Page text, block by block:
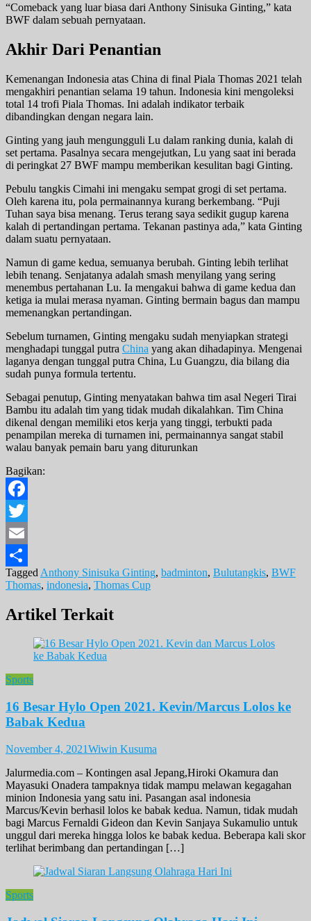
“Comeback yang luar biasa dari Anthony Sinisuka Ginting,” kata
BWF dalam sebuah pernyataan.
Akhir Dari Penantian
Kemenangan Indonesia atas China di final Piala Thomas 2021 telah
mengakhiri penantian selama 19 tahun. Indonesia kini mengoleksi
total 14 trofi Piala Thomas. Ini adalah indikator terbaik
dibandingkan dengan negara lain.
Ginting yang jauh mengungguli Lu dalam ranking dunia, kalah di
set pertama. Pasalnya secara mengejutkan, Lu yang saat ini berada
di peringkat 27 BWF mampu memberikan kesulitan bagi Ginting.
Pebulu tangkis Cimahi ini mengaku sempat grogi di set pertama.
Oleh karena itu, pola permainannya kurang berkembang. “Puji
Tuhan saya bisa menang. Terus terang saya sedikit gugup karena
kalah di pertandingan pertama. Tekanan pastinya ada,” kata Ginting
dalam suatu pernyataan.
Namun di game kedua, semuanya berubah. Ginting lebih terlihat
lebih tenang. Senjatanya adalah smash menyilang yang sering
menembus pertahanan Lu. Ia mengakui bahwa di game kedua dan
ketiga ia mulai merasa nyaman. Ginting bermain bagus dan mampu
memenangkan pertandingan.
Sebelum turnamen, Ginting mengaku sudah menyiapkan strategi
menghadapi tunggal putra China yang akan dihadapinya. Mengenai
laganya dengan tunggal putra China, Lu Guangzu, dia bilang dia
sudah punya formula tertentu.
Sebagai penutup, Ginting menyatakan bahwa tim asal Negeri Tirai
Bambu itu adalah tim yang tidak mudah dikalahkan. Tim China
dikenal dengan memiliki etos kerja yang tinggi, terbukti pada
penampilan mereka di turnamen ini, permainannya sangat stabil
walau banyak pemain baru yang diturunkan
Bagikan:
Facebook
Twitter
Email
Share
Tagged Anthony Sinisuka Ginting, badminton, Bulutangkis, BWF
Thomas, indonesia, Thomas Cup
Artikel Terkait
Sports
16 Besar Hylo Open 2021. Kevin/Marcus Lolos ke
Babak Kedua
November 4, 2021Wiwin Kusuma
Jalurmedia.com – Kontingen asal Jepang,Hiroki Okamura dan
Mayasuki Onadera tampaknya tidak mampu melawan kegagahan
minion Indonesia yang satu ini. Pasangan asal indonesia
Marcus/Kevin berhasil lolos ke babak kedua. Namun, tidak mudah
bagi Marcus Fernaldi Gideon dan Kevin Sanjaya Sukamulio untuk
unggul dari mereka hingga lolos ke babak kedua. Beberapa kali skor
terlihat berimbang dan pertandingan […]
Sports